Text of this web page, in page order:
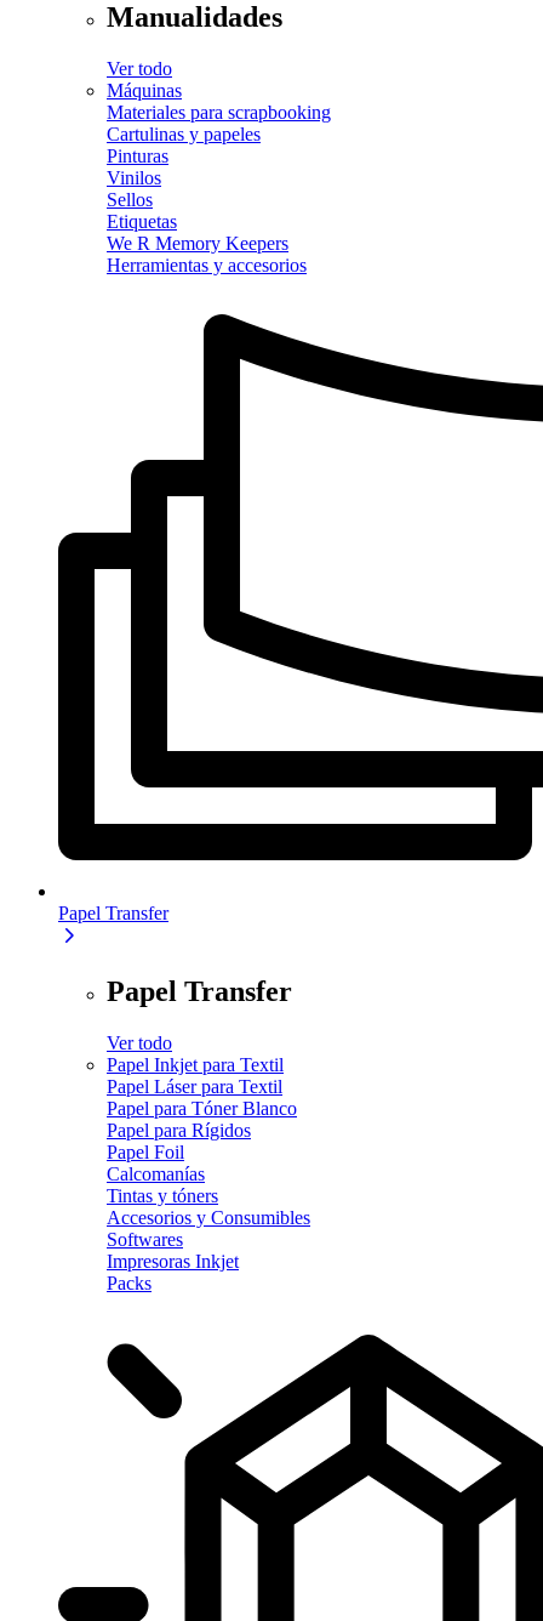
Manualidades
Ver todo
Máquinas
Materiales para scrapbooking
Cartulinas y papeles
Pinturas
Vinilos
Sellos
Etiquetas
We R Memory Keepers
Herramientas y accesorios
Papel Transfer
Papel Transfer
Ver todo
Papel Inkjet para Textil
Papel Láser para Textil
Papel para Tóner Blanco
Papel para Rígidos
Papel Foil
Calcomanías
Tintas y tóners
Accesorios y Consumibles
Softwares
Impresoras Inkjet
Packs